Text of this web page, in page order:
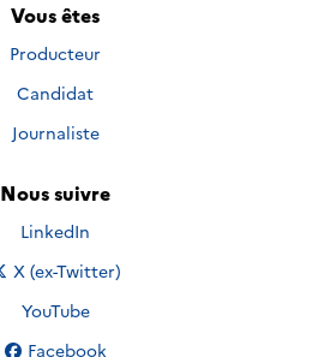
Vous êtes
Producteur
Candidat
Journaliste
Nous suivre
Nous suivre sur
LinkedIn
Nous suivre sur
X (ex-Twitter)
Nous suivre sur
YouTube
Nous suivre sur
Facebook